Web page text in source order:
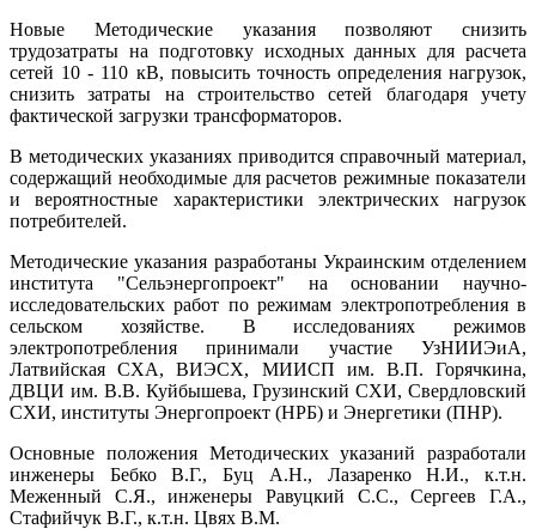
Новые Методические указания позволяют снизить
трудозатраты на подготовку исходных данных для расчета
сетей 10 - 110 кВ, повысить точность определения нагрузок,
снизить затраты на строительство сетей благодаря учету
фактической загрузки трансформаторов.
В методических указаниях приводится справочный материал,
содержащий необходимые для расчетов режимные показатели
и вероятностные характеристики электрических нагрузок
потребителей.
Методические указания разработаны Украинским отделением
института "Сельэнергопроект" на основании научно-
исследовательских работ по режимам электропотребления в
сельском хозяйстве. В исследованиях режимов
электропотребления принимали участие УзНИИЭиА,
Латвийская СХА, ВИЭСХ, МИИСП им. В.П. Горячкина,
ДВЦИ им. В.В. Куйбышева, Грузинский СХИ, Свердловский
СХИ, институты Энергопроект (НРБ) и Энергетики (ПНР).
Основные положения Методических указаний разработали
инженеры Бебко В.Г., Буц А.Н., Лазаренко Н.И., к.т.н.
Меженный С.Я., инженеры Равуцкий С.С., Сергеев Г.А.,
Стафийчук В.Г., к.т.н. Цвях В.М.